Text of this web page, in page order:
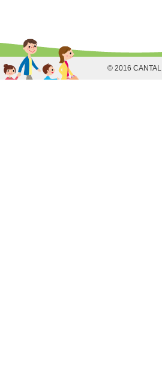
© 2016 CANTAL